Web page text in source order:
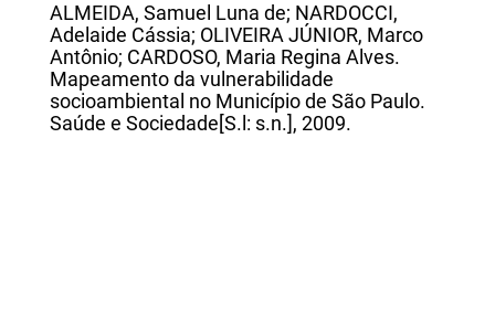
ALMEIDA, Samuel Luna de; NARDOCCI,
Adelaide Cássia; OLIVEIRA JÚNIOR, Marco
Antônio; CARDOSO, Maria Regina Alves.
Mapeamento da vulnerabilidade
socioambiental no Município de São Paulo.
Saúde e Sociedade[S.l: s.n.], 2009.